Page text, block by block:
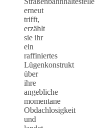
erneut
trifft,
erzählt
sie ihr
ein
raffiniertes
Lügenkonstrukt
über
ihre
angebliche
momentane
Obdachlosigkeit
und